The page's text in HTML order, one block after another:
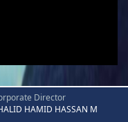
Director
HAMID HASSAN M